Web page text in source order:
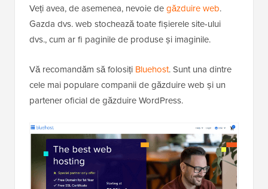
Veți avea, de asemenea, nevoie degăzduire web.
Gazda dvs. web stochează toate fișierele site-ului
dvs., cum ar fi paginile de produse și imaginile.
Vă recomandăm să folosiți Bluehost. Sunt una dintre
cele mai populare companii de găzduire web și un
partener oficial de găzduire WordPress.